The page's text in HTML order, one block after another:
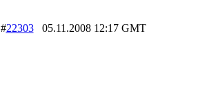
#2230305.11.2008 12:17 GMT